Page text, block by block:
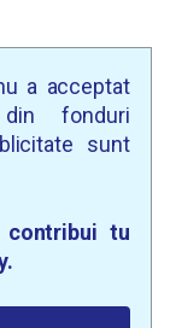
a acceptat
fonduri
sunt
tu